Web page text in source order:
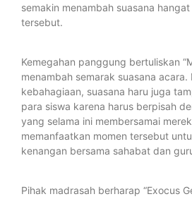
semakin menambah suasana
tersebut.
Kemegahan panggung bertuliskan
menambah semarak suasana acara.
kebahagiaan, suasana haru juga
para siswa karena harus berpisah
yang selama ini membersamai
memanfaatkan momen tersebut
kenangan bersama sahabat dan
Pihak madrasah berharap “Exocus